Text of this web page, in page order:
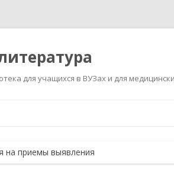
для учащихся в ВУЗах и для
на приемы выявления